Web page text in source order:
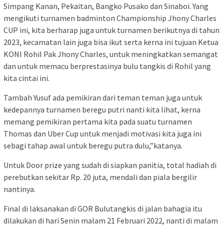
Simpang Kanan, Pekaitan, Bangko Pusako dan Sinaboi. Yang
mengikuti turnamen badminton Championship Jhony Charles
CUP ini, kita berharap juga untuk turnamen berikutnya di tahun
2023, kecamatan lain juga bisa ikut serta kerna ini tujuan Ketua
KONI Rohil Pak Jhony Charles, untuk meningkatkan semangat
dan untuk memacu berprestasinya bulu tangkis di Rohil yang
kita cintai ini.
Tambah Yusuf ada pemikiran dari teman teman juga untuk
kedepannya turnamen beregu putri nanti kita lihat, kerna
memang pemikiran pertama kita pada suatu turnamen
Thomas dan Uber Cup untuk menjadi motivasi kita juga ini
sebagi tahap awal untuk beregu putra dulu,”katanya.
Untuk Door prize yang sudah di siapkan panitia, total hadiah di
perebutkan sekitar Rp. 20 juta, mendali dan piala bergilir
nantinya.
Final di laksanakan di GOR Bulutangkis di jalan bahagia itu
dilakukan di hari Senin malam 21 Februari 2022, nanti di malam